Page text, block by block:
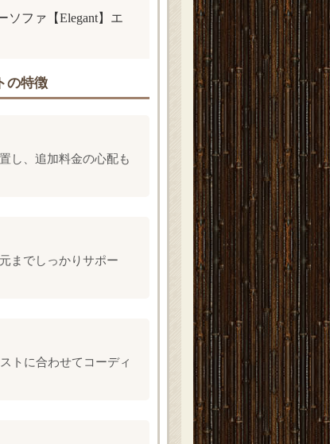
ファ【Elegant】エ
の特徴
し、追加料金の心配も
までしっかりサポー
トに合わせてコーディ